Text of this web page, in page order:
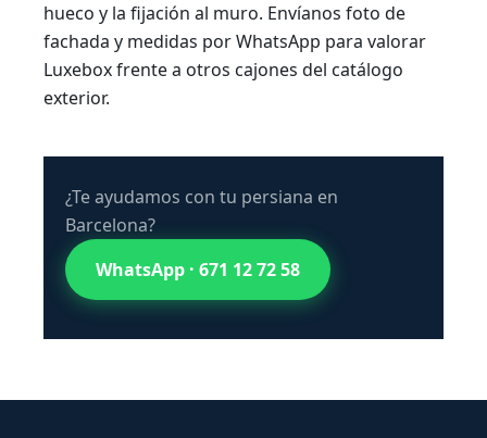
hueco y la fijación al muro. Envíanos foto de
fachada y medidas por WhatsApp para valorar
Luxebox frente a otros cajones del catálogo
exterior.
¿Te ayudamos con tu persiana en
Barcelona?
WhatsApp · 671 12 72 58